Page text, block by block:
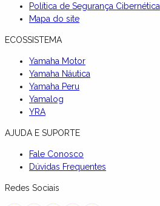
Política de Segurança Cibernética
Mapa do site
ECOSSISTEMA
Yamaha Motor
Yamaha Náutica
Yamaha Peru
Yamalog
YRA
AJUDA E SUPORTE
Fale Conosco
Dúvidas Frequentes
Redes Sociais